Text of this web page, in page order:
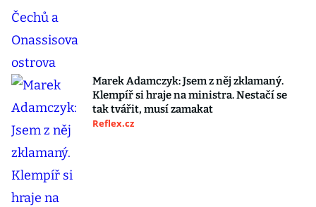
Marek Adamczyk: Jsem z něj zklamaný.
Klempíř si hraje na ministra. Nestačí se
tak tvářit, musí zamakat
Reflex.cz